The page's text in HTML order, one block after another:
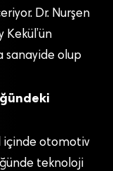
Dr. Nurşen
Kekül’ün
sanayide olup
içinde otomotiv
teknoloji